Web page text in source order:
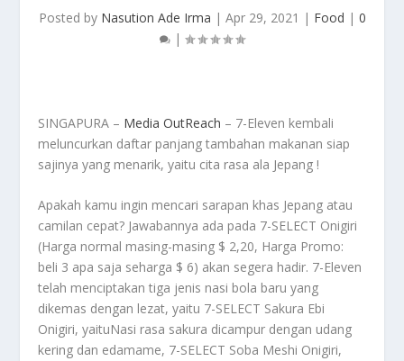
Posted by Nasution Ade Irma | Apr 29, 2021 | Food | 0
|
SINGAPURA – Media OutReach – 7-Eleven kembali
meluncurkan daftar panjang tambahan makanan siap
sajinya yang menarik, yaitu cita rasa ala Jepang !
Apakah kamu ingin mencari sarapan khas Jepang atau
camilan cepat? Jawabannya ada pada 7-SELECT Onigiri
(Harga normal masing-masing $ 2,20, Harga Promo:
beli 3 apa saja seharga $ 6) akan segera hadir. 7-Eleven
telah menciptakan tiga jenis nasi bola baru yang
dikemas dengan lezat, yaitu 7-SELECT Sakura Ebi
Onigiri, yaituNasi rasa sakura dicampur dengan udang
kering dan edamame, 7-SELECT Soba Meshi Onigiri,